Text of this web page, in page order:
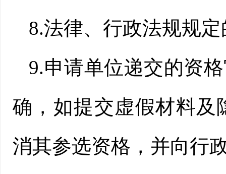
8.法律、行政法规规
9.申请单位递交的资
确，如提交虚假材料及
消其参选资格，并向行